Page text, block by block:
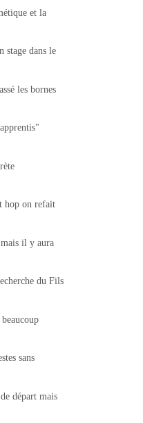
et la
stage dans le
les bornes
hop on refait
il y aura
du Fils
sans
départ mais